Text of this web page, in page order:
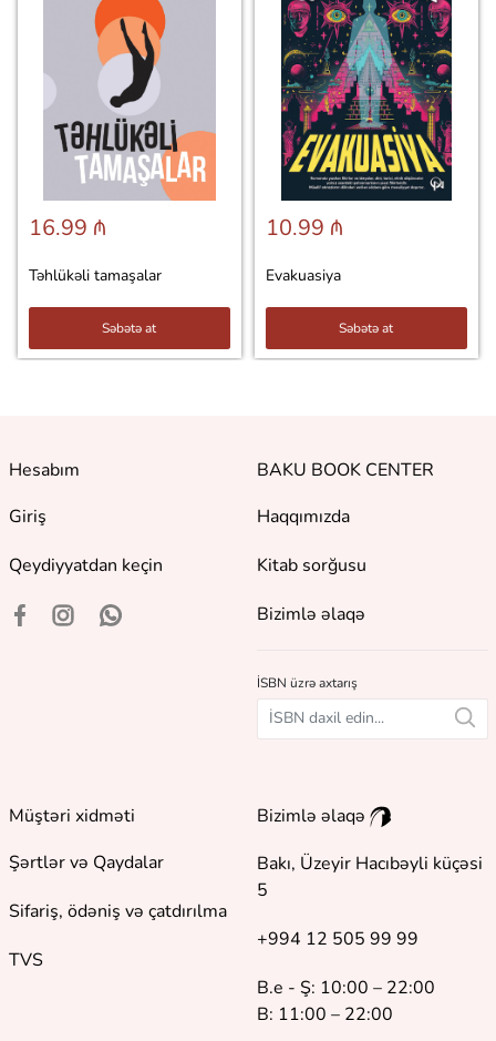
16.99 ₼
Təhlükəli tamaşalar
Səbətə at
10.99 ₼
Evakuasiya
Səbətə at
Hesabım
Giriş
Qeydiyyatdan keçin
BAKU BOOK CENTER
Haqqımızda
Kitab sorğusu
Bizimlə əlaqə
İSBN üzrə axtarış
Müştəri xidməti
Şərtlər və Qaydalar
Sifariş, ödəniş və çatdırılma
TVS
Bizimlə əlaqə
Bakı, Üzeyir Hacıbəyli küçəsi
5
+994 12 505 99 99
B.e - Ş: 10:00 – 22:00
B: 11:00 – 22:00